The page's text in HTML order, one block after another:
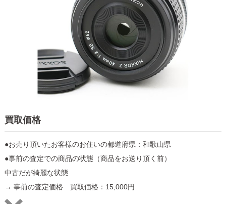
買取価格
●お売り頂いたお客様のお住いの都道府県：和歌山県
●事前の査定での商品の状態（商品をお送り頂く前）
中古だが綺麗な状態
→ 事前の査定価格 買取価格：15,000円